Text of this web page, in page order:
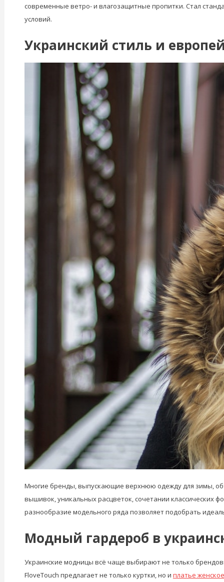
современные ветро- и влагозащитные пропитки. Стал
условий.
Украинский стиль и
Многие бренды, выпускающие верхнюю одежду для зимы,
вышивок, уникальных расцветок, сочетании
разнообразие модельного ряда позволяет подобрать
Модный гардероб в
Украинские модницы всё чаще выбирают не только
FloveTouch предлагает не только куртки, но и платье